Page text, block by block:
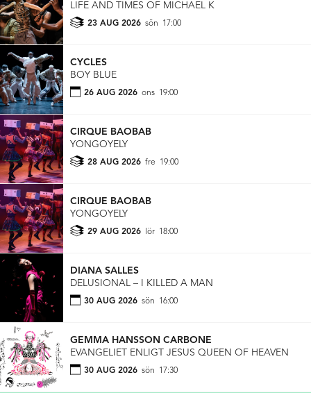
LIFE AND TIMES OF MICHAEL K
23 AUG 2026 sön 17:00
CYCLES
BOY BLUE
26 AUG 2026 ons 19:00
CIRQUE BAOBAB
YONGOYELY
28 AUG 2026 fre 19:00
CIRQUE BAOBAB
YONGOYELY
29 AUG 2026 lör 18:00
DIANA SALLES
DELUSIONAL – I KILLED A MAN
30 AUG 2026 sön 16:00
GEMMA HANSSON CARBONE
EVANGELIET ENLIGT JESUS QUEEN OF HEAVEN
30 AUG 2026 sön 17:30